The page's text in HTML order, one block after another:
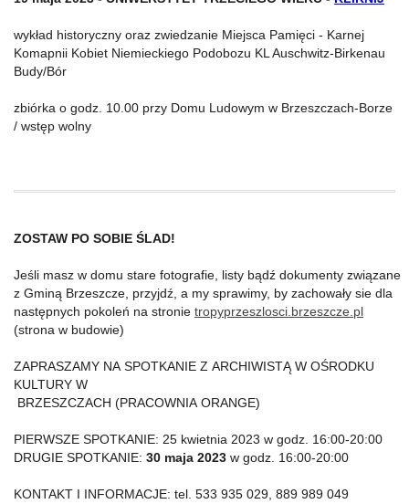
wykład historyczny oraz zwiedzanie Miejsca Pamięci - Karnej
Komapnii Kobiet Niemieckiego Podobozu KL Auschwitz-Birkenau
Budy/Bór
zbiórka o godz. 10.00 przy Domu Ludowym w Brzeszczach-Borze
/ wstęp wolny
ZOSTAW PO SOBIE ŚLAD!
Jeśli masz w domu stare fotografie, listy bądź dokumenty związane
z Gminą Brzeszcze, przyjdź, a my sprawimy, by zachowały sie dla
następnych pokoleń na stronie tropyprzeszlosci.brzeszcze.pl
(strona w budowie)
ZAPRASZAMY NA SPOTKANIE Z ARCHIWISTĄ W OŚRODKU
KULTURY W
BRZESZCZACH (PRACOWNIA ORANGE)
PIERWSZE SPOTKANIE: 25 kwietnia 2023 w godz. 16:00-20:00
DRUGIE SPOTKANIE: 30 maja 2023 w godz. 16:00-20:00
KONTAKT I INFORMACJE: tel. 533 935 029, 889 989 049